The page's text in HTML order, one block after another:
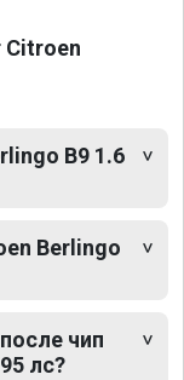
Citroen
B9 1.6
Berlingo
чип
лс?